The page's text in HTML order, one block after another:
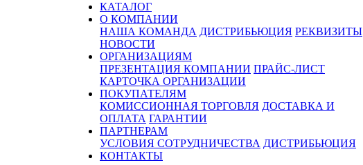
КАТАЛОГ
О КОМПАНИИ
НАША КОМАНДА ДИСТРИБЬЮЦИЯ РЕКВИЗИТЫ
НОВОСТИ
ОРГАНИЗАЦИЯМ
ПРЕЗЕНТАЦИЯ КОМПАНИИ ПРАЙС-ЛИСТ
КАРТОЧКА ОРГАНИЗАЦИИ
ПОКУПАТЕЛЯМ
КОМИССИОННАЯ ТОРГОВЛЯ ДОСТАВКА И
ОПЛАТА ГАРАНТИИ
ПАРТНЕРАМ
УСЛОВИЯ СОТРУДНИЧЕСТВА ДИСТРИБЬЮЦИЯ
КОНТАКТЫ